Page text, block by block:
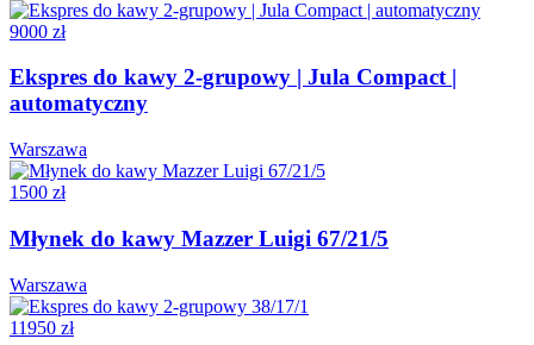
9000 zł
Ekspres do kawy 2-grupowy | Jula Compact |
automatyczny
Warszawa
1500 zł
Młynek do kawy Mazzer Luigi 67/21/5
Warszawa
11950 zł